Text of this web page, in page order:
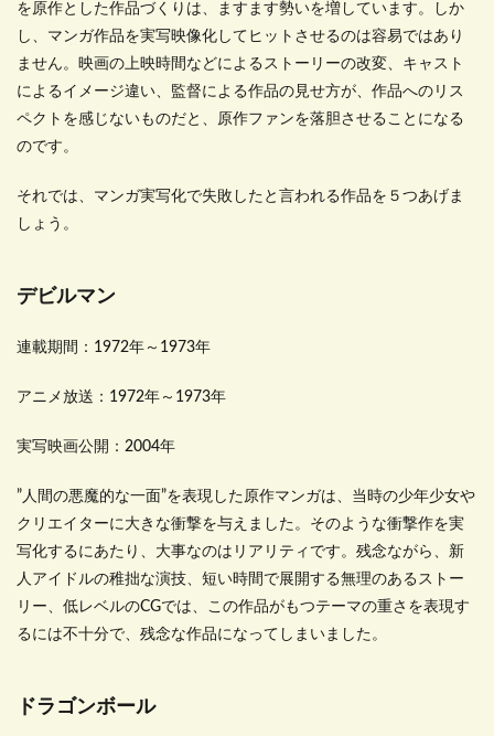
を原作とした作品づくりは、ますます勢いを増しています。しか
し、マンガ作品を実写映像化してヒットさせるのは容易ではあり
ません。映画の上映時間などによるストーリーの改変、キャスト
によるイメージ違い、監督による作品の見せ方が、作品へのリス
ペクトを感じないものだと、原作ファンを落胆させることになる
のです。
それでは、マンガ実写化で失敗したと言われる作品を５つあげま
しょう。
デビルマン
連載期間：1972年～1973年
アニメ放送：1972年～1973年
実写映画公開：2004年
”人間の悪魔的な一面”を表現した原作マンガは、当時の少年少女や
クリエイターに大きな衝撃を与えました。そのような衝撃作を実
写化するにあたり、大事なのはリアリティです。残念ながら、新
人アイドルの稚拙な演技、短い時間で展開する無理のあるストー
リー、低レベルのCGでは、この作品がもつテーマの重さを表現す
るには不十分で、残念な作品になってしまいました。
ドラゴンボール